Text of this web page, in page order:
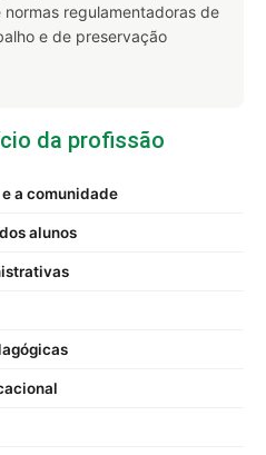
regulamentadoras de
e de preservação
da profissão
a comunidade
alunos